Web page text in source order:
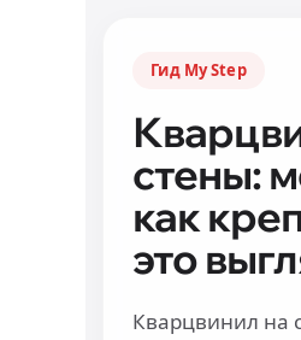
Гид My Step
стены:
как
это
Кварцвинил на